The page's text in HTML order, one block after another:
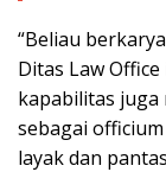
“Beliau
Ditas Law
kapabilitas
sebagai
layak dan